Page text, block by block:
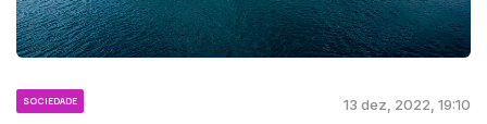
SOCIEDADE 13 dez, 2022, 19:10